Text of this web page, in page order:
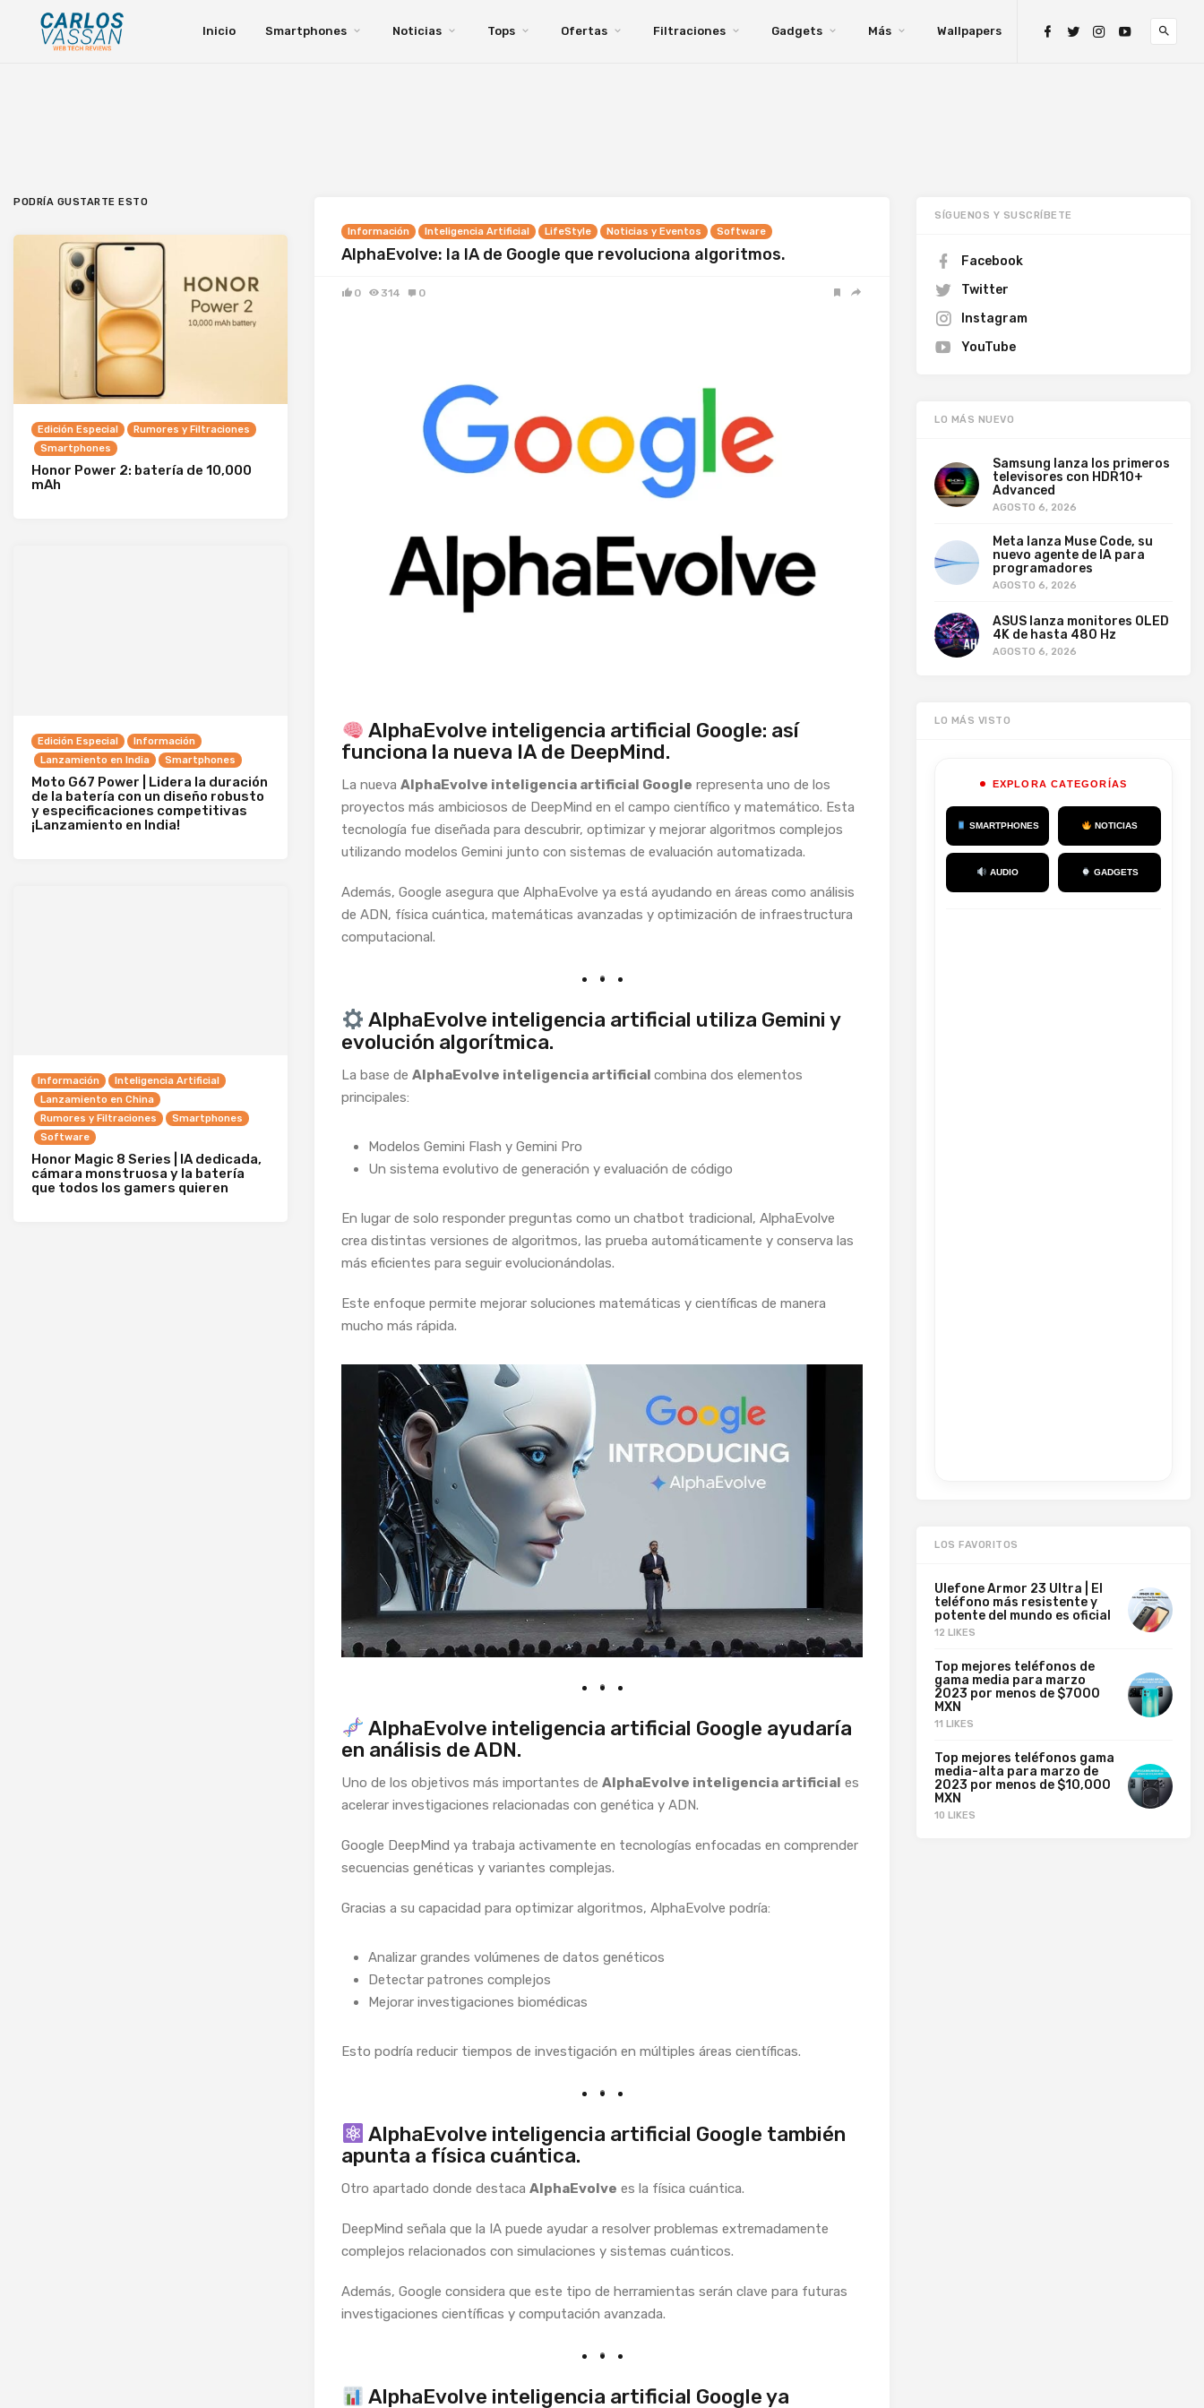
Inicio Smartphones Noticias Tops Ofertas Filtraciones Gadgets Más Wallpapers
Información Inteligencia Artificial LifeStyle Noticias y Eventos Software
AlphaEvolve: la IA de Google que revoluciona algoritmos.
0 314 0
AlphaEvolve inteligencia artificial Google: así
funciona la nueva IA de DeepMind.
La nueva AlphaEvolve inteligencia artificial Google representa uno de los
proyectos más ambiciosos de DeepMind en el campo científico y matemático. Esta
tecnología fue diseñada para descubrir, optimizar y mejorar algoritmos complejos
utilizando modelos Gemini junto con sistemas de evaluación automatizada.
Además, Google asegura que AlphaEvolve ya está ayudando en áreas como análisis
de ADN, física cuántica, matemáticas avanzadas y optimización de infraestructura
computacional.
AlphaEvolve inteligencia artificial utiliza Gemini y
evolución algorítmica.
La base de AlphaEvolve inteligencia artificial combina dos elementos
principales:
Modelos Gemini Flash y Gemini Pro
Un sistema evolutivo de generación y evaluación de código
En lugar de solo responder preguntas como un chatbot tradicional, AlphaEvolve
crea distintas versiones de algoritmos, las prueba automáticamente y conserva las
más eficientes para seguir evolucionándolas.
Este enfoque permite mejorar soluciones matemáticas y científicas de manera
mucho más rápida.
AlphaEvolve inteligencia artificial Google ayudaría
en análisis de ADN.
Uno de los objetivos más importantes de AlphaEvolve inteligencia artificial es
acelerar investigaciones relacionadas con genética y ADN.
Google DeepMind ya trabaja activamente en tecnologías enfocadas en comprender
secuencias genéticas y variantes complejas.
Gracias a su capacidad para optimizar algoritmos, AlphaEvolve podría:
Analizar grandes volúmenes de datos genéticos
Detectar patrones complejos
Mejorar investigaciones biomédicas
Esto podría reducir tiempos de investigación en múltiples áreas científicas.
AlphaEvolve inteligencia artificial Google también
apunta a física cuántica.
Otro apartado donde destaca AlphaEvolve es la física cuántica.
DeepMind señala que la IA puede ayudar a resolver problemas extremadamente
complejos relacionados con simulaciones y sistemas cuánticos.
Además, Google considera que este tipo de herramientas serán clave para futuras
investigaciones científicas y computación avanzada.
AlphaEvolve inteligencia artificial Google ya
PODRÍA GUSTARTE ESTO
Edición Especial
Rumores y Filtraciones
Smartphones
Honor Power 2: batería de 10,000
mAh
Edición Especial
Información
Lanzamiento en India
Smartphones
Moto G67 Power | Lidera la duración
de la batería con un diseño robusto
y especificaciones competitivas
¡Lanzamiento en India!
Información
Inteligencia Artificial
Lanzamiento en China
Rumores y Filtraciones
Smartphones
Software
Honor Magic 8 Series | IA dedicada,
cámara monstruosa y la batería
que todos los gamers quieren
SÍGUENOS Y SUSCRÍBETE
Facebook
Twitter
Instagram
YouTube
LO MÁS NUEVO
Samsung lanza los primeros
televisores con HDR10+
Advanced
AGOSTO 6, 2026
Meta lanza Muse Code, su
nuevo agente de IA para
programadores
AGOSTO 6, 2026
ASUS lanza monitores OLED
4K de hasta 480 Hz
AGOSTO 6, 2026
LO MÁS VISTO
EXPLORA CATEGORÍAS
SMARTPHONES NOTICIAS
AUDIO GADGETS
LOS FAVORITOS
Ulefone Armor 23 Ultra | El
teléfono más resistente y
potente del mundo es oficial
12 LIKES
Top mejores teléfonos de
gama media para marzo
2023 por menos de $7000
MXN
11 LIKES
Top mejores teléfonos gama
media-alta para marzo de
2023 por menos de $10,000
MXN
10 LIKES